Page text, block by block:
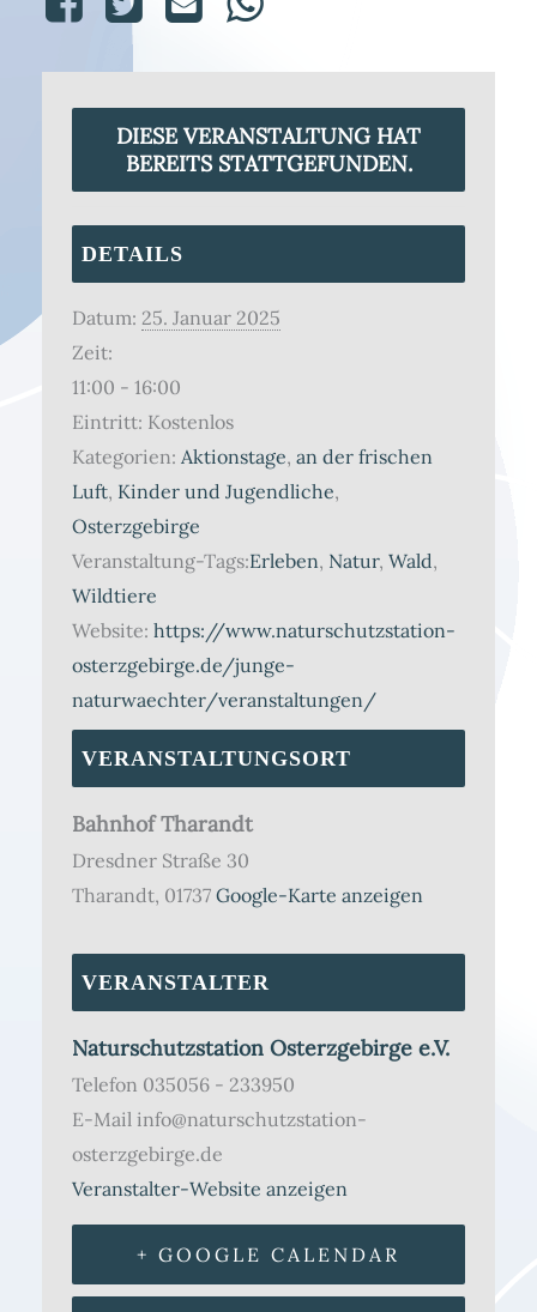
DIESE VERANSTALTUNG HAT
BEREITS STATTGEFUNDEN.
DETAILS
Datum: 25. Januar 2025
Zeit:
11:00 - 16:00
Eintritt: Kostenlos
Kategorien: Aktionstage, an der frischen
Luft, Kinder und Jugendliche,
Osterzgebirge
Veranstaltung-Tags:Erleben, Natur, Wald,
Wildtiere
Website: https://www.naturschutzstation-
osterzgebirge.de/junge-
naturwaechter/veranstaltungen/
VERANSTALTUNGSORT
Bahnhof Tharandt
Dresdner Straße 30
Tharandt, 01737 Google-Karte anzeigen
VERANSTALTER
Naturschutzstation Osterzgebirge e.V.
Telefon 035056 - 233950
E-Mail info@naturschutzstation-
osterzgebirge.de
Veranstalter-Website anzeigen
+ GOOGLE CALENDAR